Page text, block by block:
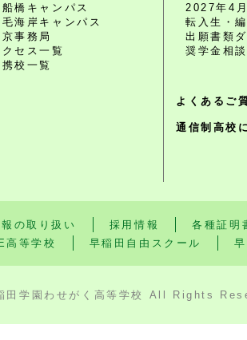
橋キャンパス
海岸キャンパス
事務局
クセス一覧
校一覧
2027年4
転入生・
出願書類
奨学金相
よくあるご
通信制高校
の取り扱い 採用情報
各種証明
高等学校 早稲田自由スクール
田学園わせがく高等学校 All Rights